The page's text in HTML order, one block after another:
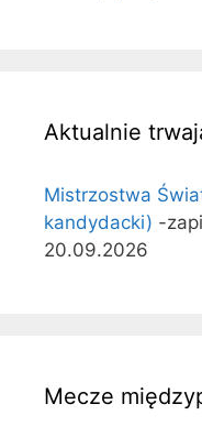
Aktualnie
Mistrzostwa
kandydacki) -
20.09.2026
Mecze